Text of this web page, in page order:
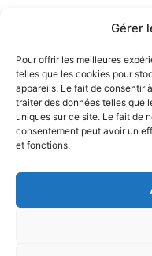
Gérer
Pour offrir les meilleures
telles que les cookies pour
appareils. Le fait de consentir
traiter des données telles que
uniques sur ce site. Le fait de
consentement peut avoir un
et fonctions.
11 mars 2026
Ajouter au
Télécharger ICS
Un mercredi sur 2 / et
Loup Garou à partir